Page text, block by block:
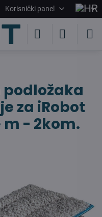
Korisnički panel
za iRobot
- 2kom.